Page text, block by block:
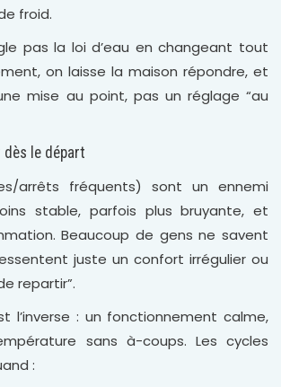
froid.
pas la loi d’eau en changeant tout
on laisse la maison répondre, et
mise au point, pas un réglage “au
le départ
arrêts fréquents) sont un ennemi
stable, parfois plus bruyante, et
Beaucoup de gens ne savent
juste un confort irrégulier ou
repartir”.
l’inverse : un fonctionnement calme,
sans à-coups. Les cycles
: